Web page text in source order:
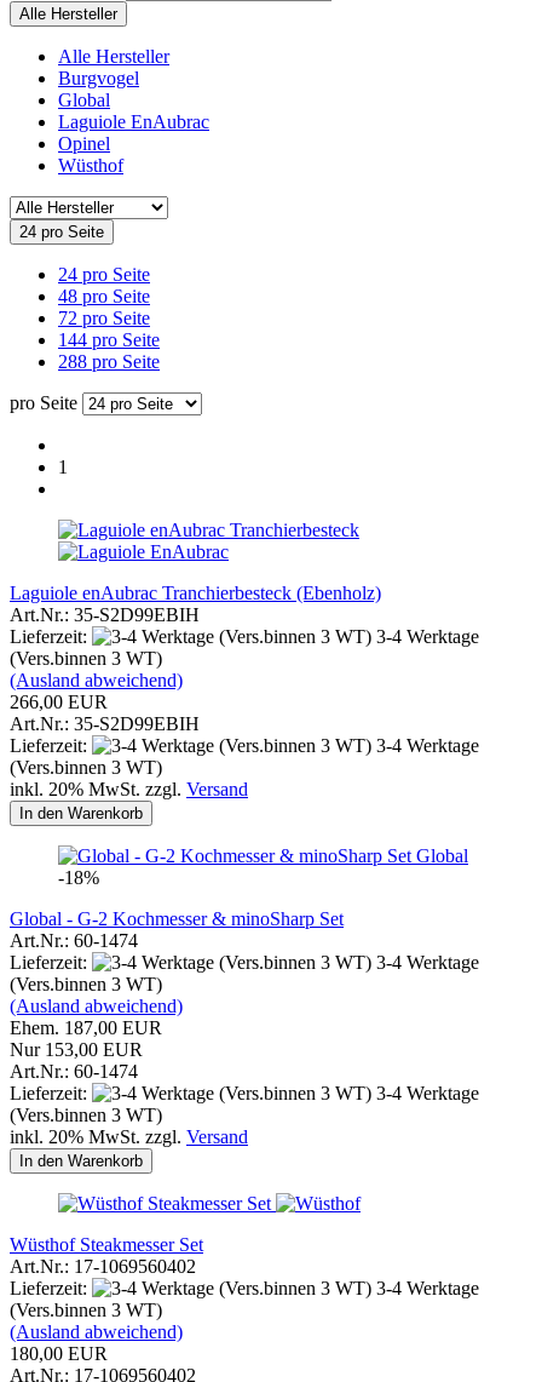
Alle Hersteller
Alle Hersteller
Burgvogel
Global
Laguiole EnAubrac
Opinel
Wüsthof
24 pro Seite
24 pro Seite
48 pro Seite
72 pro Seite
144 pro Seite
288 pro Seite
pro Seite
1
Laguiole enAubrac Tranchierbesteck (Ebenholz)
Art.Nr.: 35-S2D99EBIH
Lieferzeit:
3-4 Werktage
(Vers.binnen 3 WT)
(Ausland abweichend)
266,00 EUR
Art.Nr.: 35-S2D99EBIH
Lieferzeit:
3-4 Werktage
(Vers.binnen 3 WT)
inkl. 20% MwSt. zzgl. Versand
In den Warenkorb
Global
-18%
Global - G-2 Kochmesser & minoSharp Set
Art.Nr.: 60-1474
Lieferzeit:
3-4 Werktage
(Vers.binnen 3 WT)
(Ausland abweichend)
Ehem. 187,00 EUR
Nur 153,00 EUR
Art.Nr.: 60-1474
Lieferzeit:
3-4 Werktage
(Vers.binnen 3 WT)
inkl. 20% MwSt. zzgl. Versand
In den Warenkorb
Wüsthof Steakmesser Set
Art.Nr.: 17-1069560402
Lieferzeit:
3-4 Werktage
(Vers.binnen 3 WT)
(Ausland abweichend)
180,00 EUR
Art.Nr.: 17-1069560402